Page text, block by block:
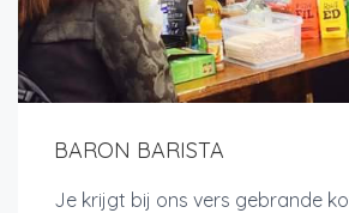
BARON BARISTA
Je krijgt bij ons vers gebrande